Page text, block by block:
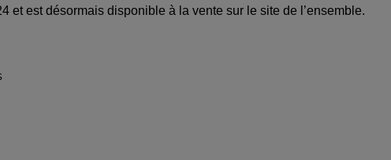
et est désormais disponible à la vente sur le site de l’ensemble.